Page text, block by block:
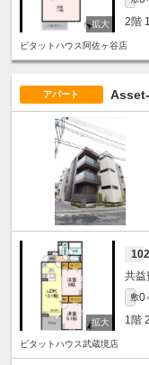
2階
ピタットハウス阿佐ヶ谷店
アパート
敷0
1階
ピタットハウス武蔵境店